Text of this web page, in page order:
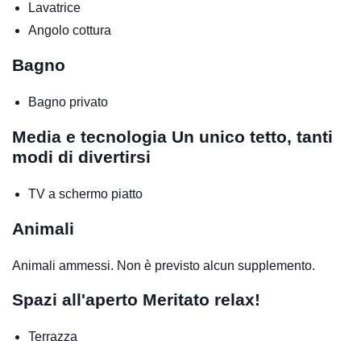
Lavatrice
Angolo cottura
Bagno
Bagno privato
Media e tecnologia Un unico tetto, tanti
modi di divertirsi
TV a schermo piatto
Animali
Animali ammessi. Non è previsto alcun supplemento.
Spazi all'aperto Meritato relax!
Terrazza